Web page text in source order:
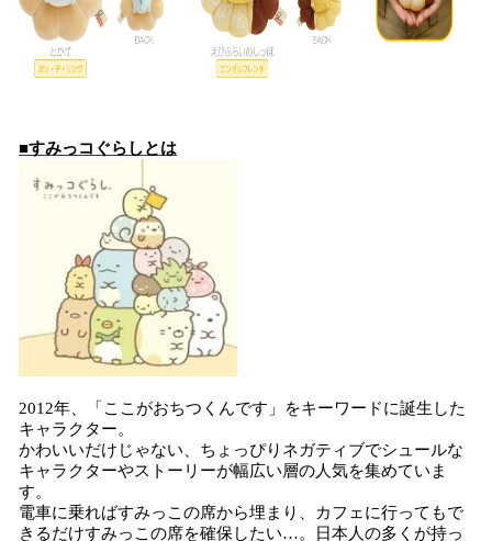
■すみっコぐらしとは
2012年、「ここがおちつくんです」をキーワードに誕生した
キャラクター。
かわいいだけじゃない、ちょっぴりネガティブでシュールな
キャラクターやストーリーが幅広い層の人気を集めていま
す。
電車に乗ればすみっこの席から埋まり、カフェに行ってもで
きるだけすみっこの席を確保したい…。日本人の多くが持っ